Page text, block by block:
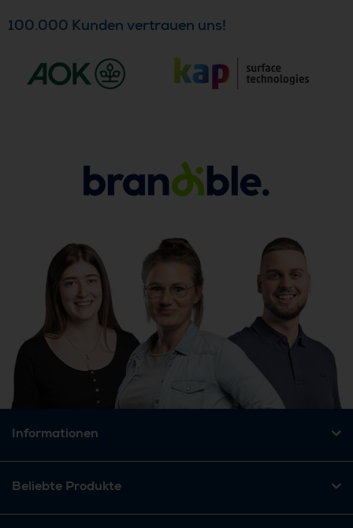
100.000 Kunden vertrauen uns!
Informationen
Beliebte Produkte